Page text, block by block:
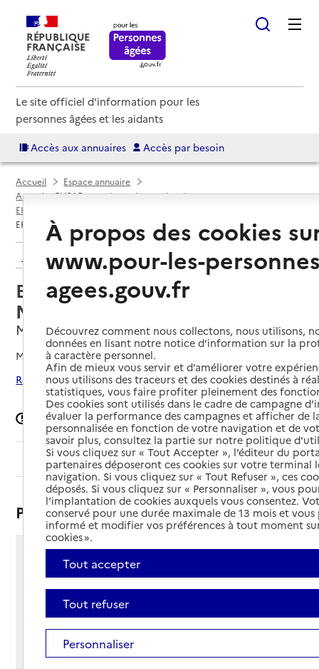
RÉPUBLIQUE
FRANÇAISE
Le site officiel d'information pour les
personnes âgées et les aidants
Accès aux annuaires Accès par besoin
Accueil
Espace annuaire
Annuaire EHPAD et maisons de retraite
EHPAD par département
EHPAD du Centre hospitalier de Melun
Retour aux résultats de l'annuaire
EHPAD du Centre hospitalier de
Melun
Melun, SEINE-ET-MARNE
Mis à jour le14/09/2024
Rechercher les établissements autour de Melun
Signaler une erreur
Sommaire
Présentation
270 avenue Marc Jacquet
77000 - Melun
Voir itinéraire
Téléphone :
01 64 71 61 33
Contact
Contact
Site Internet
Site internet non renseigné
À propos des cookies
www.pour-les-
agees.gouv.fr
Découvrez comment nous collectons, nous utilisons,
données en lisant notre notice d’information sur la
à caractère personnel.
Afin de mieux vous servir et d’améliorer votre
nous utilisons des traceurs et des cookies destinés à
statistiques, vous faire profiter pleinement des
Des cookies sont utilisés dans le cadre de campagne
évaluer la performance des campagnes et afficher de
personnalisée en fonction de votre navigation et de
savoir plus, consultez la partie sur notre politique
Si vous cliquez sur « Tout Accepter », l’éditeur du
partenaires déposeront ces cookies sur votre terminal
navigation. Si vous cliquez sur « Tout Refuser », ces
déposés. Si vous cliquez sur « Personnaliser », vous
l’implantation de cookies auxquels vous consentez.
conservé pour une durée maximale de 13 mois et
informé et modifier vos préférences à tout moment
cookies ».
Tout accepter
Tout refuser
Personnaliser